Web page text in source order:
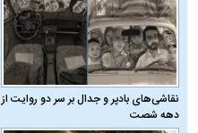
نقاشی‌های بادپر و جدال بر سر دو روایت از
دهه شصت